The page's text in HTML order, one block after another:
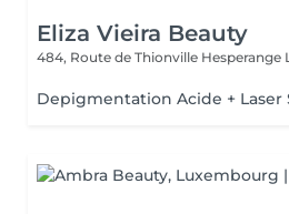
Eliza Vieira Beauty
484, Route de Thionville Hesperange
Depigmentation Acide + Laser